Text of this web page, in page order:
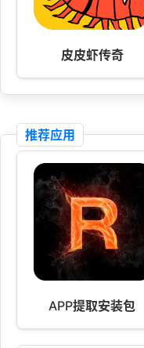
皮皮虾传奇
推荐应用
APP提取安装包